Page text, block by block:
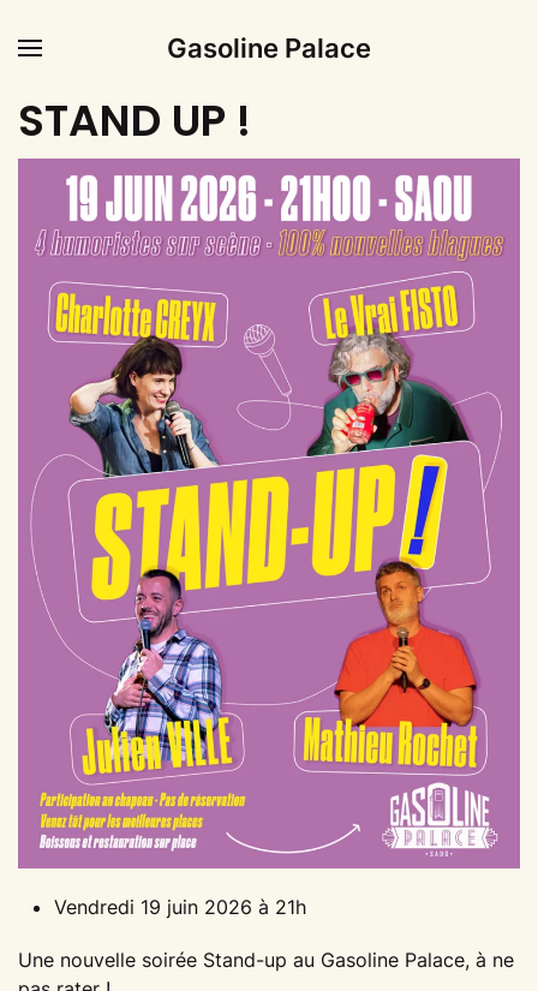
Gasoline Palace
STAND UP !
Vendredi 19 juin 2026 à 21h
Une nouvelle soirée Stand-up au Gasoline Palace, à ne